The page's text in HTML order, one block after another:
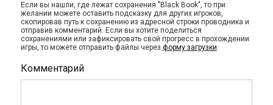
Если вы нашли, где лежат сохранения "Black Book", то при
желании можете оставить подсказку для других игроков,
скопировав путь к сохранению из адресной строки проводника и
отправив комментарий. Если вы хотите поделиться
сохранениями или зафиксировать свой прогресс в прохождении
игры, то можете отправить файлы через форму загрузки.
Комментарий